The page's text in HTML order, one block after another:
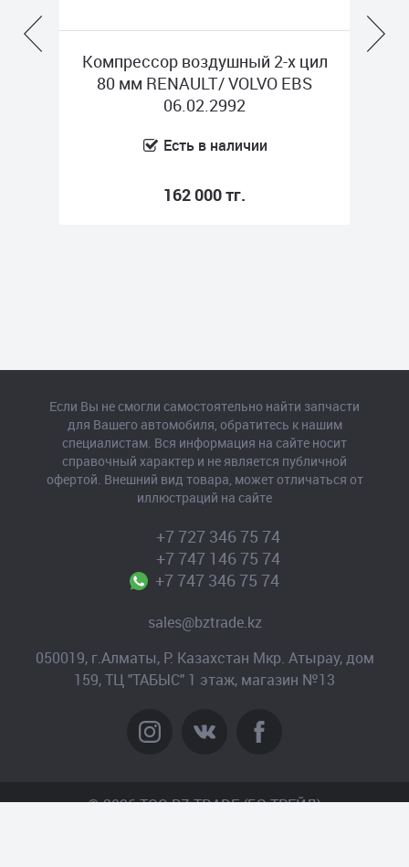
Компрессор воздушный 2-х цил
80 мм RENAULT/ VOLVO EBS
06.02.2992
Есть в наличии
162 000 тг.
+7 727 346 75 74
+7 747 146 75 74
+7 747 346 75 74
sales@bztrade.kz
050019, г.Алматы, Р. Казахстан Мкр. Атырау, дом
159, ТЦ "ТАБЫС" 1 этаж, магазин №13
Если Вы не смогли самостоятельно найти запчасти
для Вашего автомобиля, обратитесь к нашим
специалистам. Вся информация на сайте носит
справочный характер и не является публичной
офертой. Внешний вид товара, может отличаться от
иллюстраций на сайте
© 2026 TOO BZ-TRADE (БЗ-ТРЕЙД)